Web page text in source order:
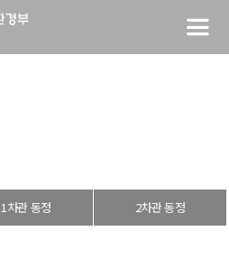
1차관 동정 2차관 동정